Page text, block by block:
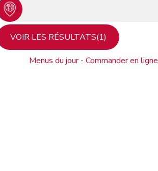
Menus du jour- Commander en ligne